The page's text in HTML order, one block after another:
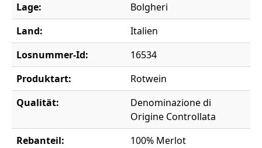
Lage:
Bolgheri
Land:
Italien
Losnummer-Id:
16534
Produktart:
Rotwein
Qualität:
Denominazione di
Origine Controllata
Rebanteil:
100% Merlot